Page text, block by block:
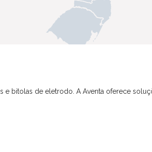
bitolas de eletrodo. A Aventa oferece